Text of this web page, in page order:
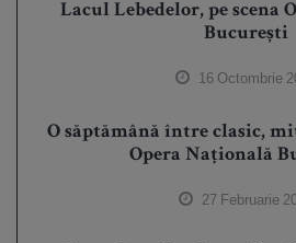
Lacul Lebedelor, pe scena
București
16 Octombrie
O săptămână între clasic,
Opera Națională
27 Februarie